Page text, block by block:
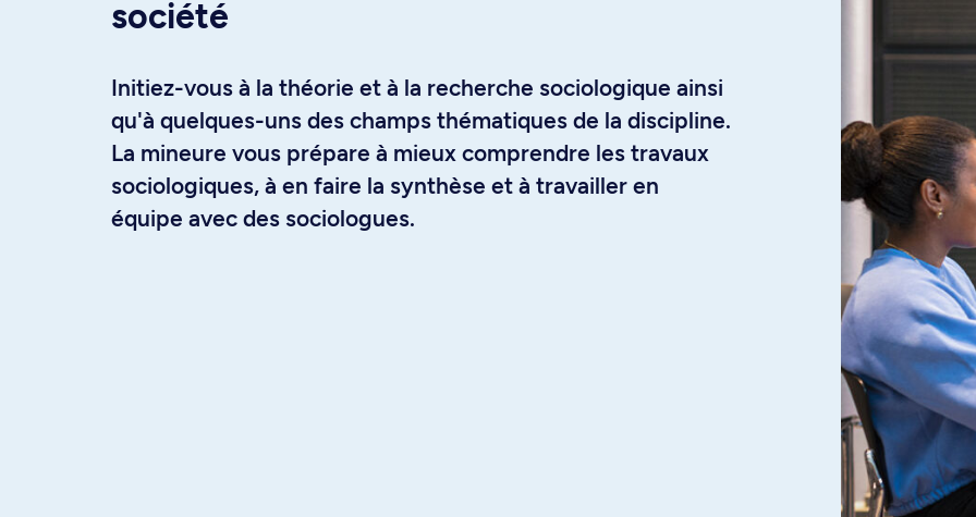
société
Initiez-vous à la théorie et à la recherche sociologique ainsi
qu'à quelques-uns des champs thématiques de la discipline.
La mineure vous prépare à mieux comprendre les travaux
sociologiques, à en faire la synthèse et à travailler en
équipe avec des sociologues.